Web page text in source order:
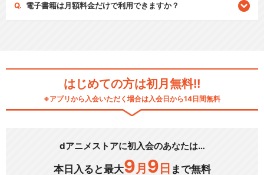
電子書籍は月額料金だけで利用できますか？
はじめての方は初月無料!!
※アプリから入会いただく場合は入会日から14日間無料
dアニメストアに初入会のあなたは…
本日入ると最大9 月 9 日 まで無料